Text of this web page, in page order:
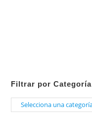
Filtrar por Categoría
Selecciona